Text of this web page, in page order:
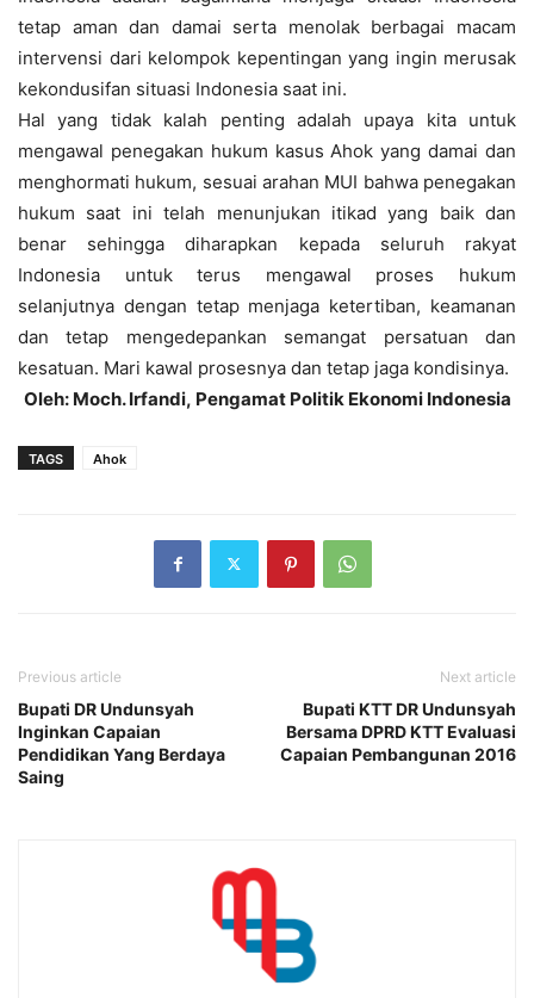
tetap aman dan damai serta menolak berbagai macam
intervensi dari kelompok kepentingan yang ingin merusak
kekondusifan situasi Indonesia saat ini.
Hal yang tidak kalah penting adalah upaya kita untuk
mengawal penegakan hukum kasus Ahok yang damai dan
menghormati hukum, sesuai arahan MUI bahwa penegakan
hukum saat ini telah menunjukan itikad yang baik dan
benar sehingga diharapkan kepada seluruh rakyat
Indonesia untuk terus mengawal proses hukum
selanjutnya dengan tetap menjaga ketertiban, keamanan
dan tetap mengedepankan semangat persatuan dan
kesatuan. Mari kawal prosesnya dan tetap jaga kondisinya.
Oleh: Moch. Irfandi, Pengamat Politik Ekonomi Indonesia
TAGS Ahok
Previous article
Bupati DR Undunsyah
Inginkan Capaian
Pendidikan Yang Berdaya
Saing
Next article
Bupati KTT DR Undunsyah
Bersama DPRD KTT Evaluasi
Capaian Pembangunan 2016